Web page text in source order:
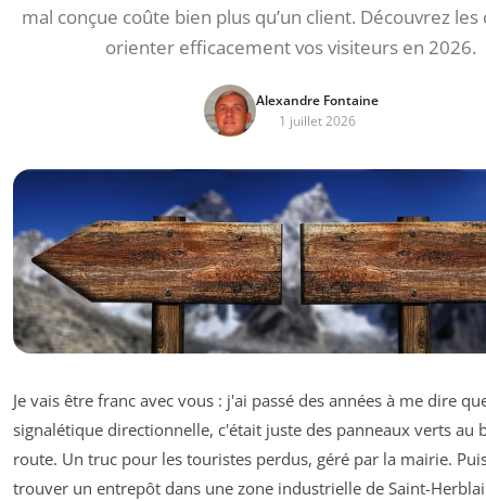
mal conçue coûte bien plus qu’un client. Découvrez les
orienter efficacement vos visiteurs en 2026.
Alexandre Fontaine
1 juillet 2026
Je vais être franc avec vous : j'ai passé des années à me dire
signalétique directionnelle, c'était juste des panneaux verts au
route. Un truc pour les touristes perdus, géré par la mairie.
trouver un entrepôt dans une zone industrielle de Saint-